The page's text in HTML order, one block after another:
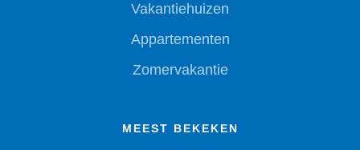
Vakantiehuizen
Appartementen
Zomervakantie
MEEST BEKEKEN